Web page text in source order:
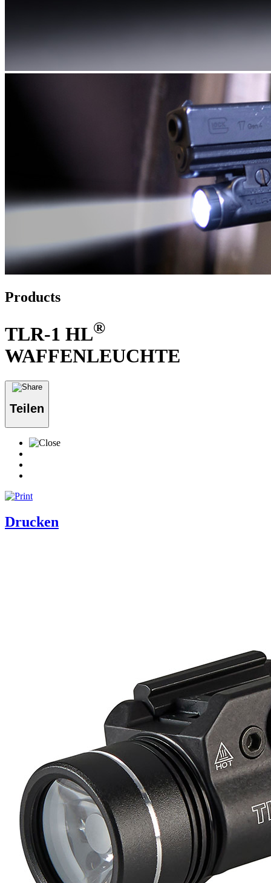
Products
TLR-1 HL®
WAFFENLEUCHTE
Teilen
Drucken